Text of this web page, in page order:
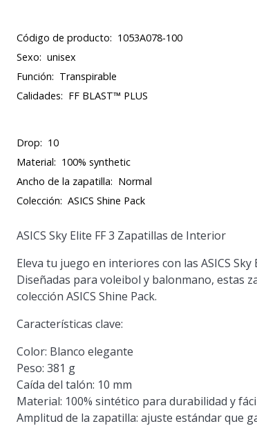
Código de producto: 1053A078-100
Sexo: unisex
Función: Transpirable
Calidades: FF BLAST™ PLUS
Drop: 10
Material: 100% synthetic
Ancho de la zapatilla: Normal
Colección: ASICS Shine Pack
ASICS Sky Elite FF 3 Zapatillas de Interior
Eleva tu juego en interiores con las ASICS
Diseñadas para voleibol y balonmano, estas
colección ASICS Shine Pack.
Características clave:
Color: Blanco elegante
Peso: 381 g
Caída del talón: 10 mm
Material: 100% sintético para durabilidad y
Amplitud de la zapatilla: ajuste estándar que